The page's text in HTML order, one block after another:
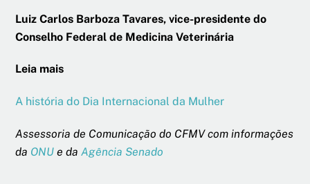
Luiz Carlos Barboza Tavares, vice-presidente do
Conselho Federal de Medicina Veterinária
Leia mais
A história do Dia Internacional da Mulher
Assessoria de Comunicação do CFMV com informações
da ONU e daAgência Senado